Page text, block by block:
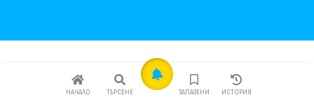
НАЧАЛО ТЪРСЕНЕ ЗАПАЗЕНИ ИСТОРИЯ